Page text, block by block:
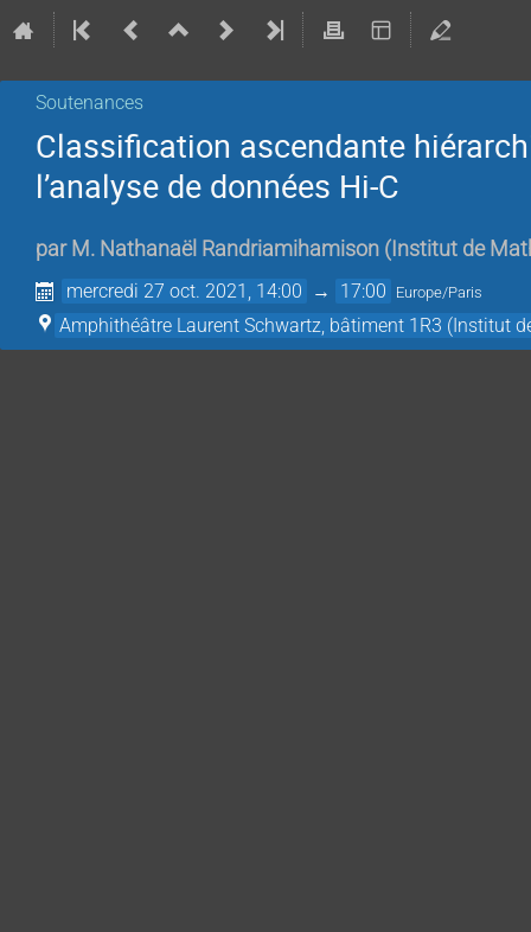
Soutenances
Classification ascendante
l’analyse de données Hi-C
par M. Nathanaël Randriamihamison ( Institut de
mercredi 27 oct. 2021, 14:00 → 17:00 Europe/Paris
Amphithéâtre Laurent Schwartz, bâtiment 1R3 (Institut